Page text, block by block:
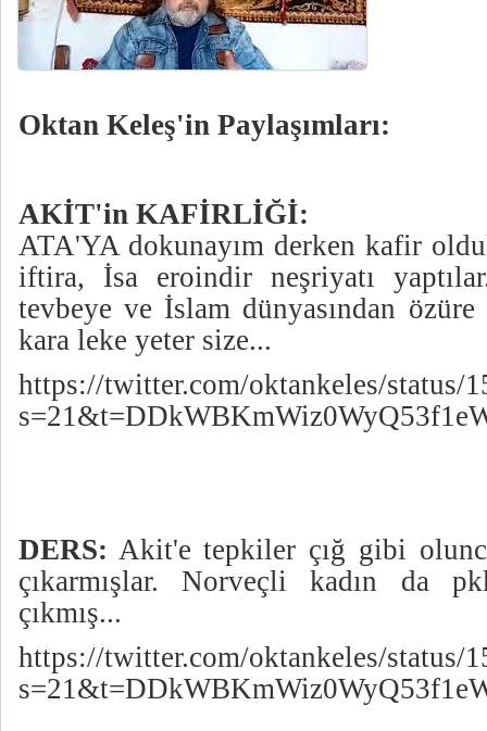
Oktan Keleş'in Paylaşımları:
AKİT'in KAFİRLİĞİ:
ATA'YA dokunayım derken kafir
iftira, İsa eroindir neşriyatı
tevbeye ve İslam dünyasından
kara leke yeter size...
https://twitter.com/oktankeles/status/
DERS: Akit'e tepkiler çığ gibi
çıkarmışlar. Norveçli kadın da
çıkmış...
https://twitter.com/oktankeles/status/